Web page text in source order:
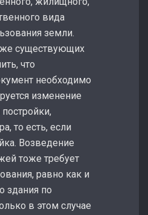
вида
земли.
существующих
что
необходимо
изменение
то есть, если
Возведение
тоже требует
равно как и
здания по
в этом случае